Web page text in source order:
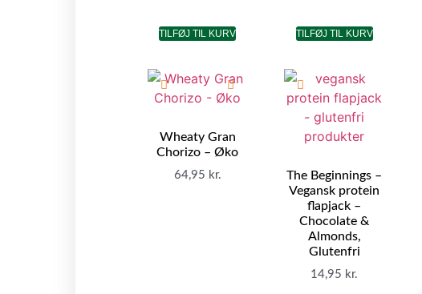
TILFØJ TIL KURV TILFØJ TIL KURV
Wheaty Gran
Chorizo – Øko
64,95 kr.
The Beginnings –
Vegansk protein
flapjack –
Chocolate &
Almonds,
Glutenfri
14,95 kr.